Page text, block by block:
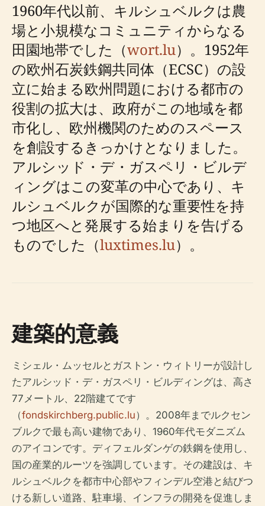
1960年代以前、キルシュベルクは農
場と小規模なコミュニティからなる
田園地帯でした（wort.lu）。1952年
の欧州石炭鉄鋼共同体（ECSC）の設
立に始まる欧州問題における都市の
役割の拡大は、政府がこの地域を都
市化し、欧州機関のためのスペース
を創設するきっかけとなりました。
アルシッド・デ・ガスペリ・ビルデ
ィングはこの変革の中心であり、キ
ルシュベルクが国際的な重要性を持
つ地区へと発展する始まりを告げる
ものでした（luxtimes.lu）。
建築的意義
ミシェル・ムッセルとガストン・ウィトリーが設計し
たアルシッド・デ・ガスペリ・ビルディングは、高さ
77メートル、22階建てです
（fondskirchberg.public.lu）。2008年までルクセン
ブルクで最も高い建物であり、1960年代モダニズム
のアイコンです。ディフェルダンゲの鉄鋼を使用し、
国の産業的ルーツを強調しています。その建設は、キ
ルシュベルクを都市中心部やフィンデル空港と結びつ
ける新しい道路、駐車場、インフラの開発を促進しま